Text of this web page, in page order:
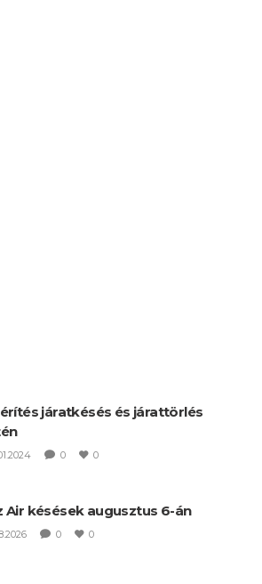
járatkésés és járattörlés
0 0
Air késések augusztus 6-án
0 0